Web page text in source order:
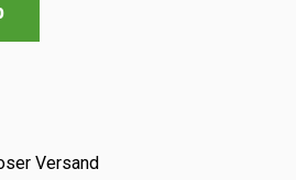
Versand